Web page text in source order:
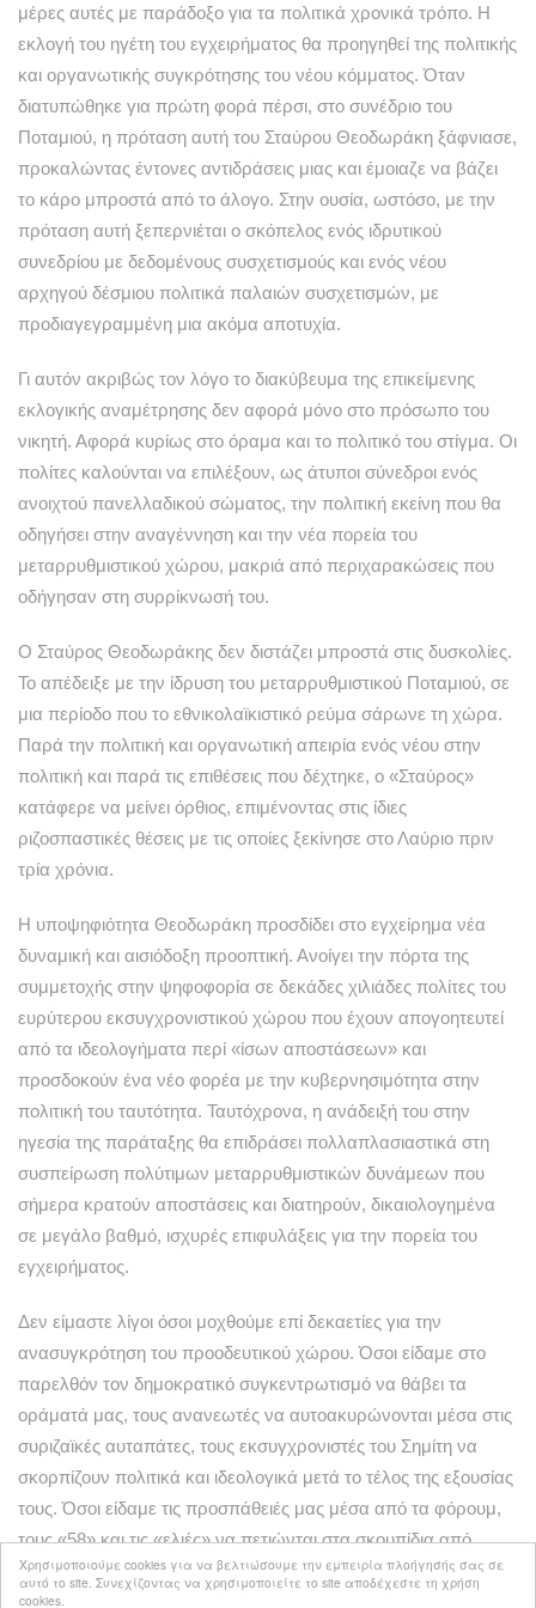
Χρησιμοποιούμε cookies για να βελτιώσουμε την εμπειρία πλοήγησής σας σε
αυτό το site. Συνεχίζοντας να χρησιμοποιείτε το site αποδέχεστε τη χρήση
cookies.
μέρες αυτές με παράδοξο για τα πολιτικά χρονικά τρόπο. Η
εκλογή του ηγέτη του εγχειρήματος θα προηγηθεί της πολιτικής
και οργανωτικής συγκρότησης του νέου κόμματος. Όταν
διατυπώθηκε για πρώτη φορά πέρσι, στο συνέδριο του
Ποταμιού, η πρόταση αυτή του Σταύρου Θεοδωράκη ξάφνιασε,
προκαλώντας έντονες αντιδράσεις μιας και έμοιαζε να βάζει
το κάρο μπροστά από το άλογο. Στην ουσία, ωστόσο, με την
πρόταση αυτή ξεπερνιέται ο σκόπελος ενός ιδρυτικού
συνεδρίου με δεδομένους συσχετισμούς και ενός νέου
αρχηγού δέσμιου πολιτικά παλαιών συσχετισμών, με
προδιαγεγραμμένη μια ακόμα αποτυχία.
Γι αυτόν ακριβώς τον λόγο το διακύβευμα της επικείμενης
εκλογικής αναμέτρησης δεν αφορά μόνο στο πρόσωπο του
νικητή. Αφορά κυρίως στο όραμα και το πολιτικό του στίγμα. Οι
πολίτες καλούνται να επιλέξουν, ως άτυποι σύνεδροι ενός
ανοιχτού πανελλαδικού σώματος, την πολιτική εκείνη που θα
οδηγήσει στην αναγέννηση και την νέα πορεία του
μεταρρυθμιστικού χώρου, μακριά από περιχαρακώσεις που
οδήγησαν στη συρρίκνωσή του.
Ο Σταύρος Θεοδωράκης δεν διστάζει μπροστά στις δυσκολίες.
Το απέδειξε με την ίδρυση του μεταρρυθμιστικού Ποταμιού, σε
μια περίοδο που το εθνικολαϊκιστικό ρεύμα σάρωνε τη χώρα.
Παρά την πολιτική και οργανωτική απειρία ενός νέου στην
πολιτική και παρά τις επιθέσεις που δέχτηκε, ο «Σταύρος»
κατάφερε να μείνει όρθιος, επιμένοντας στις ίδιες
ριζοσπαστικές θέσεις με τις οποίες ξεκίνησε στο Λαύριο πριν
τρία χρόνια.
Η υποψηφιότητα Θεοδωράκη προσδίδει στο εγχείρημα νέα
δυναμική και αισιόδοξη προοπτική. Ανοίγει την πόρτα της
συμμετοχής στην ψηφοφορία σε δεκάδες χιλιάδες πολίτες του
ευρύτερου εκσυγχρονιστικού χώρου που έχουν απογοητευτεί
από τα ιδεολογήματα περί «ίσων αποστάσεων» και
προσδοκούν ένα νέο φορέα με την κυβερνησιμότητα στην
πολιτική του ταυτότητα. Ταυτόχρονα, η ανάδειξή του στην
ηγεσία της παράταξης θα επιδράσει πολλαπλασιαστικά στη
συσπείρωση πολύτιμων μεταρρυθμιστικών δυνάμεων που
σήμερα κρατούν αποστάσεις και διατηρούν, δικαιολογημένα
σε μεγάλο βαθμό, ισχυρές επιφυλάξεις για την πορεία του
εγχειρήματος.
Δεν είμαστε λίγοι όσοι μοχθούμε επί δεκαετίες για την
ανασυγκρότηση του προοδευτικού χώρου. Όσοι είδαμε στο
παρελθόν τον δημοκρατικό συγκεντρωτισμό να θάβει τα
οράματά μας, τους ανανεωτές να αυτοακυρώνονται μέσα στις
συριζαϊκές αυταπάτες, τους εκσυγχρονιστές του Σημίτη να
σκορπίζουν πολιτικά και ιδεολογικά μετά το τέλος της εξουσίας
τους. Όσοι είδαμε τις προσπάθειές μας μέσα από τα φόρουμ,
τους «58» και τις «ελιές» να πετιώνται στα σκουπίδια από
ηγετικές φιλοδοξίες και μικροκομματικά συμφέροντα.